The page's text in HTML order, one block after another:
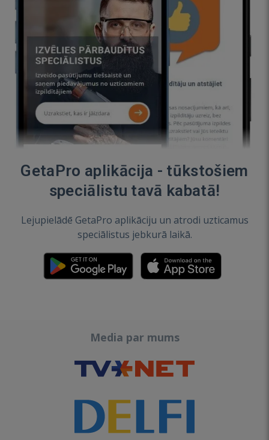
GetaPro aplikācija - tūkstošiem
speciālistu tavā kabatā!
Lejupielādē GetaPro aplikāciju un atrodi uzticamus
speciālistus jebkurā laikā.
Media par mums